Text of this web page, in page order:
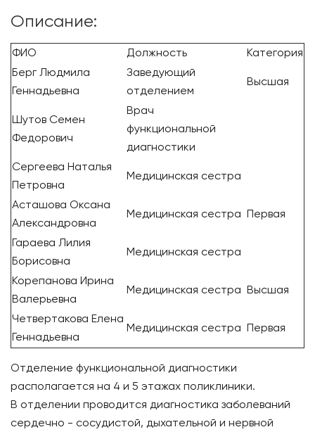
Описание:
ФИО Должность
Категория
Берг Людмила
Геннадьевна
Заведующий
отделением
Высшая
Шутов Семен
Федорович
Врач
функциональной
диагностики
Сергеева Наталья
Петровна
Медицинская сестра
Асташова Оксана
Александровна
Медицинская сестра Первая
Гараева Лилия
Борисовна
Медицинская сестра
Корепанова Ирина
Валерьевна
Медицинская сестра Высшая
Четвертакова Елена
Геннадьевна
Медицинская сестра Первая
Отделение функциональной диагностики
располагается на 4 и 5 этажах поликлиники.
В отделении проводится диагностика заболеваний
сердечно - сосудистой, дыхательной и нервной